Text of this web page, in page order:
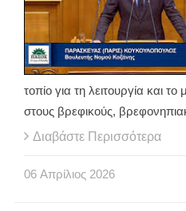
τοπίο για τη λειτουργία και
στους βρεφικούς,
Διαβάστε Περισσότερα
06 Απρίλιος 2026